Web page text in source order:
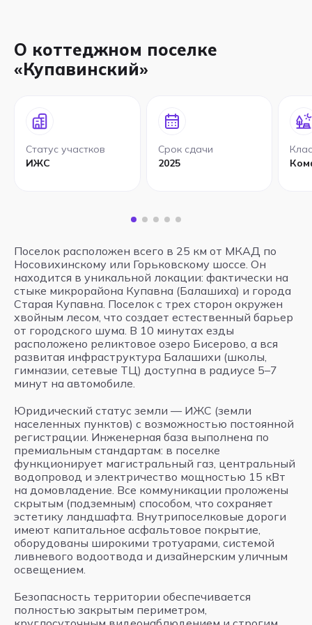
О коттеджном поселке
«Купавинский»
Статус участков
ИЖС
Срок сдачи
2025
Поселок расположен всего в 25 км от МКАД по
Носовихинскому или Горьковскому шоссе. Он
находится в уникальной локации: фактически на
стыке микрорайона Купавна (Балашиха) и города
Старая Купавна. Поселок с трех сторон окружен
хвойным лесом, что создает естественный барьер
от городского шума. В 10 минутах езды
расположено реликтовое озеро Бисерово, а вся
развитая инфраструктура Балашихи (школы,
гимназии, сетевые ТЦ) доступна в радиусе 5–7
минут на автомобиле.
Юридический статус земли — ИЖС (земли
населенных пунктов) с возможностью постоянной
регистрации. Инженерная база выполнена по
премиальным стандартам: в поселке
функционирует магистральный газ, центральный
водопровод и электричество мощностью 15 кВт
на домовладение. Все коммуникации проложены
скрытым (подземным) способом, что сохраняет
эстетику ландшафта. Внутрипоселковые дороги
имеют капитальное асфальтовое покрытие,
оборудованы широкими тротуарами, системой
ливневого водоотвода и дизайнерским уличным
освещением.
Безопасность территории обеспечивается
полностью закрытым периметром,